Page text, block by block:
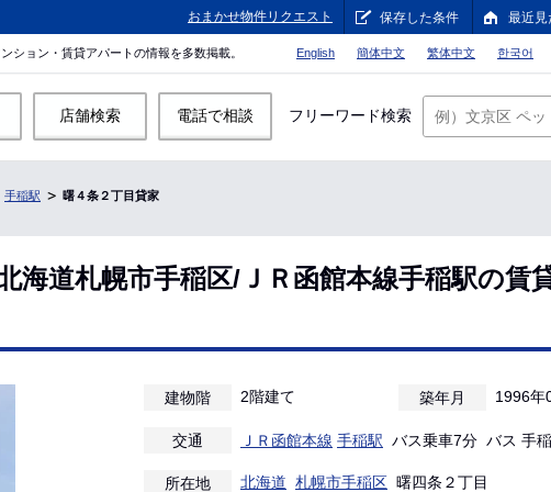
おまかせ物件リクエスト 保存した条件 最近見
ション・賃貸アパートの情報を多数掲載。 English 簡体中文 繁体中文 한국어
店舗検索 電話で相談 フリーワード検索
手稲駅 曙４条２丁目貸家
海道札幌市手稲区/ＪＲ函館本線手稲駅の賃
建物階 2階建て 築年月 1996年
交通 ＪＲ函館本線 手稲駅 バス乗車7分 バス 手
所在地 北海道 札幌市手稲区 曙四条２丁目